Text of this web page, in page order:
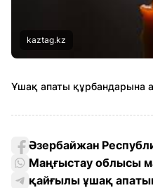
kaztag.kz
Ұшақ апаты құрбандарына
Әзербайжан
Маңғыстау облысы
қайғылы ұшақ